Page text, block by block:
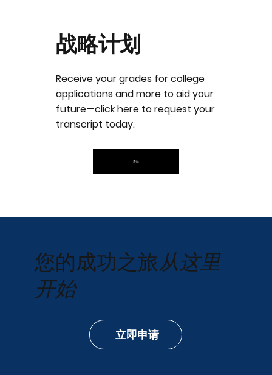
您的成功之旅从这里
开始
立即申请
看法
Receive your grades for college
applications and more to aid your
future—click here to request your
transcript today.
战略计划